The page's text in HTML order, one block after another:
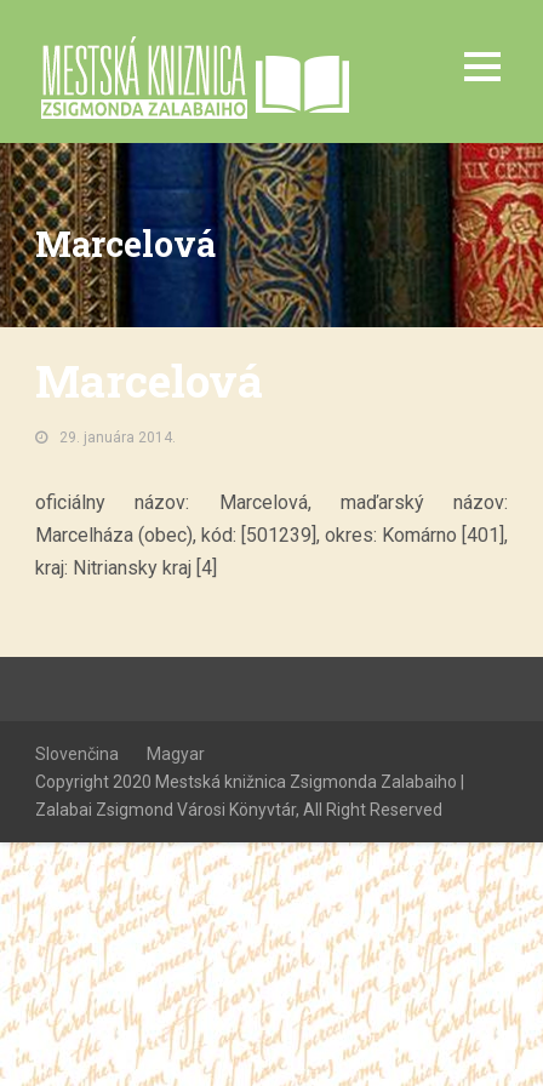
Marcelová
Marcelová
29. januára 2014.
oficiálny názov: Marcelová, maďarský názov:
Marcelháza (obec), kód: [501239], okres: Komárno [401],
kraj: Nitriansky kraj [4]
Slovenčina
Magyar
Copyright 2020 Mestská knižnica Zsigmonda Zalabaiho |
Zalabai Zsigmond Városi Könyvtár, All Right Reserved